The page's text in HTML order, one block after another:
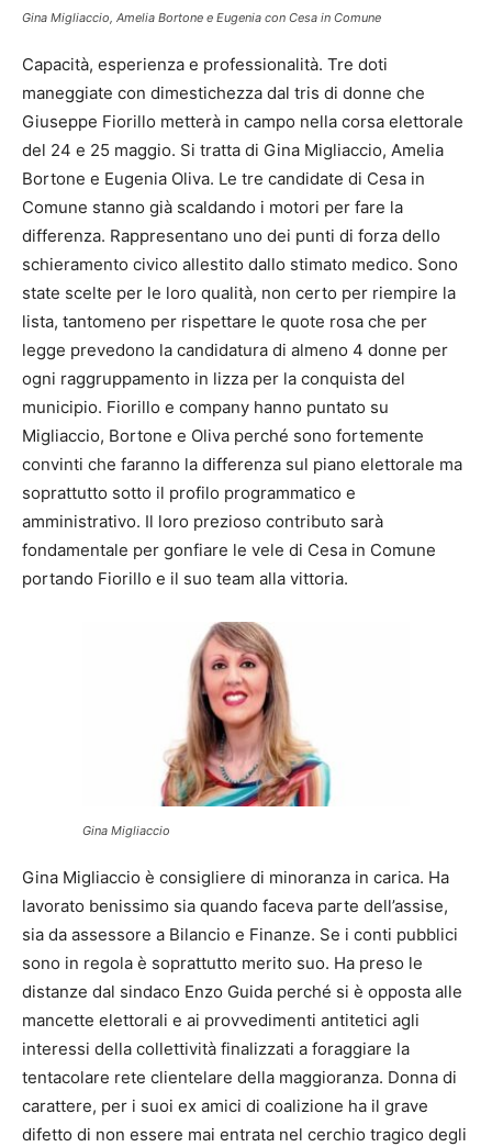
Gina Migliaccio, Amelia Bortone e Eugenia con Cesa in Comune
Capacità, esperienza e professionalità. Tre doti
maneggiate con dimestichezza dal tris di donne che
Giuseppe Fiorillo metterà in campo nella corsa elettorale
del 24 e 25 maggio. Si tratta di Gina Migliaccio, Amelia
Bortone e Eugenia Oliva. Le tre candidate di Cesa in
Comune stanno già scaldando i motori per fare la
differenza. Rappresentano uno dei punti di forza dello
schieramento civico allestito dallo stimato medico. Sono
state scelte per le loro qualità, non certo per riempire la
lista, tantomeno per rispettare le quote rosa che per
legge prevedono la candidatura di almeno 4 donne per
ogni raggruppamento in lizza per la conquista del
municipio. Fiorillo e company hanno puntato su
Migliaccio, Bortone e Oliva perché sono fortemente
convinti che faranno la differenza sul piano elettorale ma
soprattutto sotto il profilo programmatico e
amministrativo. Il loro prezioso contributo sarà
fondamentale per gonfiare le vele di Cesa in Comune
portando Fiorillo e il suo team alla vittoria.
Gina Migliaccio
Gina Migliaccio è consigliere di minoranza in carica. Ha
lavorato benissimo sia quando faceva parte dell’assise,
sia da assessore a Bilancio e Finanze. Se i conti pubblici
sono in regola è soprattutto merito suo. Ha preso le
distanze dal sindaco Enzo Guida perché si è opposta alle
mancette elettorali e ai provvedimenti antitetici agli
interessi della collettività finalizzati a foraggiare la
tentacolare rete clientelare della maggioranza. Donna di
carattere, per i suoi ex amici di coalizione ha il grave
difetto di non essere mai entrata nel cerchio tragico degli